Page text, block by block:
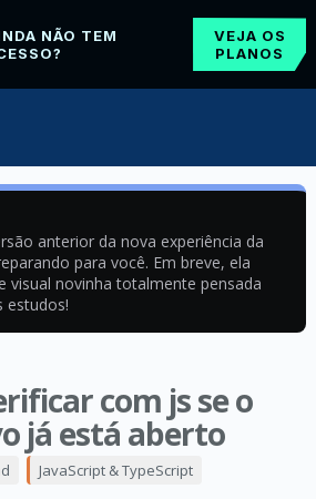
NÃO TEM
VEJA OS
PLANOS
anterior da nova experiência da
para você. Em breve, ela
visual novinha totalmente pensada
estudos!
com js se o
já está aberto
JavaScript & TypeScript